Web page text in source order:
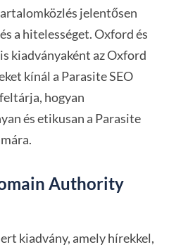
jelentősen
a hitelességet. Oxford és
kiadványaként az Oxford
kínál a Parasite SEO
hogyan
és etikusan a Parasite
Authority
kiadvány, amely hírekkel,